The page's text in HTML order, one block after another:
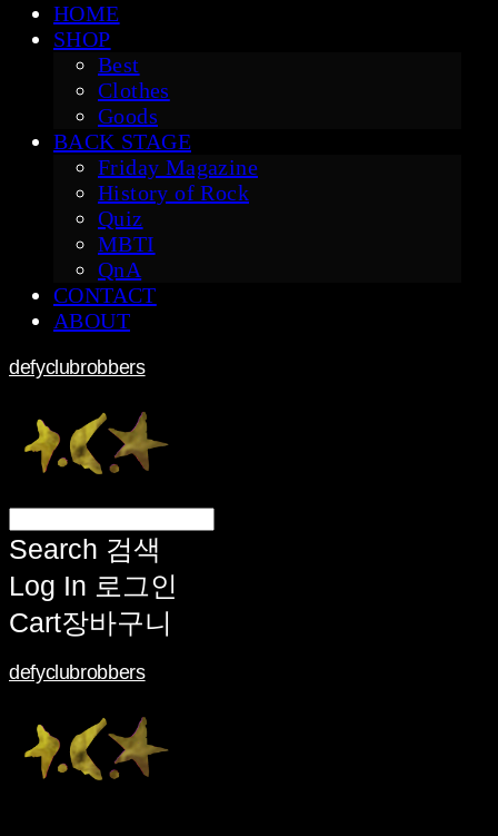
HOME
SHOP
Best
Clothes
Goods
BACK STAGE
Friday Magazine
History of Rock
Quiz
MBTI
QnA
CONTACT
ABOUT
defyclubrobbers
Search 검색
Log In 로그인
Cart장바구니
defyclubrobbers